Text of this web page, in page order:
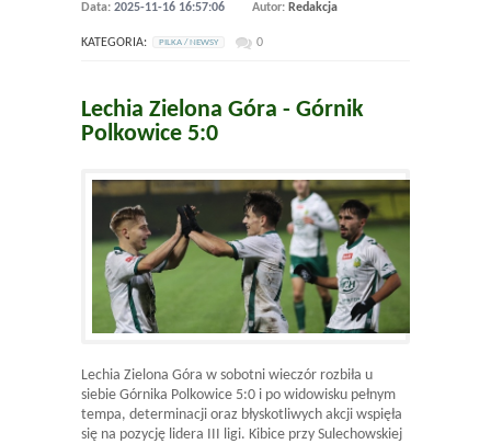
Data: 2025-11-16 16:57:06 Autor: Redakcja
KATEGORIA: PILKA / NEWSY 0
Lechia Zielona Góra - Górnik
Polkowice 5:0
Lechia Zielona Góra w sobotni wieczór rozbiła u
siebie Górnika Polkowice 5:0 i po widowisku pełnym
tempa, determinacji oraz błyskotliwych akcji wspięła
się na pozycję lidera III ligi. Kibice przy Sulechowskiej